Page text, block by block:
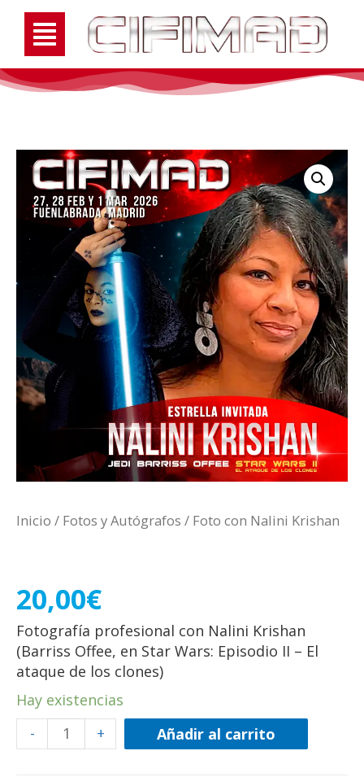
Inicio / Fotos y Autógrafos / Foto con Nalini Krishan
20,00€
Fotografía profesional con Nalini Krishan
(Barriss Offee, en Star Wars: Episodio II – El
ataque de los clones)
Hay existencias
-
+ Añadir al carrito